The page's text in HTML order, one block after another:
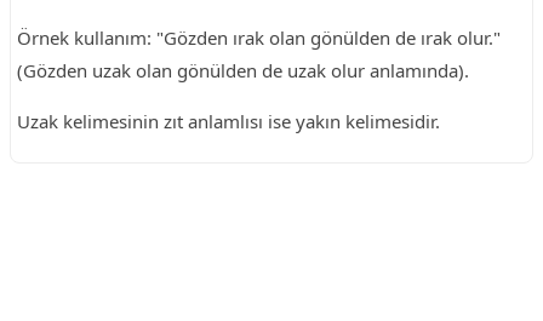
Örnek kullanım: "Gözden ırak olan gönülden de ırak olur."
(Gözden uzak olan gönülden de uzak olur anlamında).
Uzak kelimesinin zıt anlamlısı ise yakın kelimesidir.